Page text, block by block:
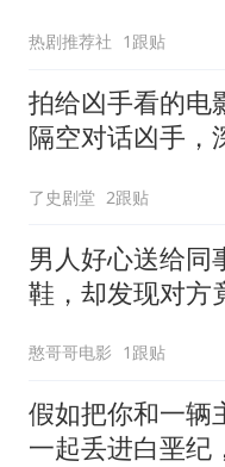
热剧推荐社 1跟贴
拍给凶手看的电
隔空对话凶手，
了史剧堂 2跟贴
男人好心送给同
鞋，却发现对方
憨哥哥电影 1跟贴
假如把你和一辆
一起丢进白垩纪